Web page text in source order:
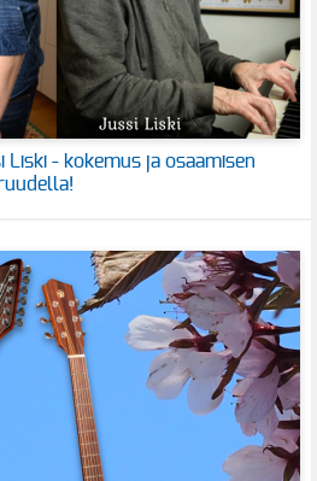
Liski - kokemus ja osaamisen